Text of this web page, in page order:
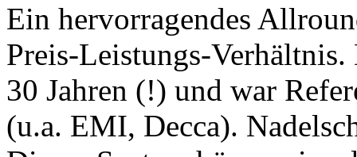
Ein hervorragendes
Preis-Leistungs-
30 Jahren (!) und war
(u.a. EMI, Decca).